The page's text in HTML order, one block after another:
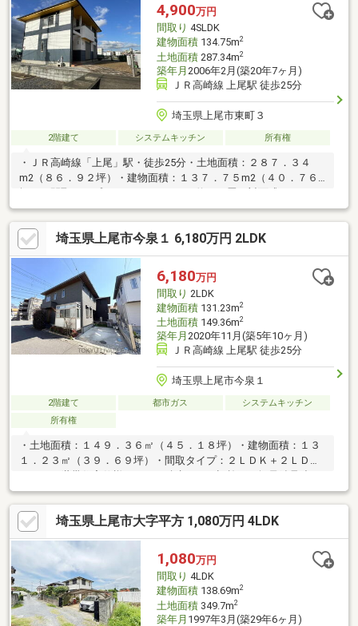
4,900万円
間取り 4SLDK
建物面積134.75m2
土地面積287.34m2
築年月 2006年2月(築20年7ヶ月)
ＪＲ高崎線 上尾駅 徒歩25分
埼玉県上尾市東町３
2階建て システムキッチン 所有権
・ＪＲ高崎線「上尾」駅・徒歩25分・土地面積：２８７．３４
m2（８６．９２坪）・建物面積：１３７．７５m2（４０．７６
ン・収納豊富！ 全居室収納有（LDを除く） ウォークイン
クローゼット2ケ所 納戸（約2.2畳） 1階ホール部分に収納
有・1階トイレに手洗い器有・2階トイレ脇に洗面台有・市街化調
整区域：再建築可。開発相談に関する上尾市の取扱い方針によ
り、再建築の場合は区画、形（切土、盛土の土砂の搬出入）の変
更が無ければ、都市計画法の許可は不要です。
埼玉県上尾市今泉１ 6,180万円 2LDK
6,180万円
間取り 2LDK
建物面積131.23m2
土地面積149.36m2
築年月 2020年11月(築5年10ヶ月)
ＪＲ高崎線 上尾駅 徒歩25分
埼玉県上尾市今泉１
2階建て 都市ガス
システムキッチン
所有権
・土地面積：１４９．３６㎡（４５．１８坪）・建物面積：１３
１．２３㎡（３９．６９坪）・間取タイプ：２ＬＤＫ＋２ＬＤ
北東側約１６ｍ公道と北西側約６ｍ公道に面した角地・１階部
分： LDK約２０．５畳 対面式キッチン：食洗機、パント
リー Ｌ字カウンター ホール部分に収納２カ所
有・２階部分： LDK約１１．５畳：バルコニーに面す 対
面式キッチン：IHクッキングヒーター 収納：全居室収納
有、 ウォークインクローゼット・モニター付インター
ホン・カースペース有・都市ガス・本下水
埼玉県上尾市大字平方 1,080万円 4LDK
1,080万円
間取り 4LDK
建物面積138.69m2
土地面積349.7m2
築年月 1997年3月(築29年6ヶ月)